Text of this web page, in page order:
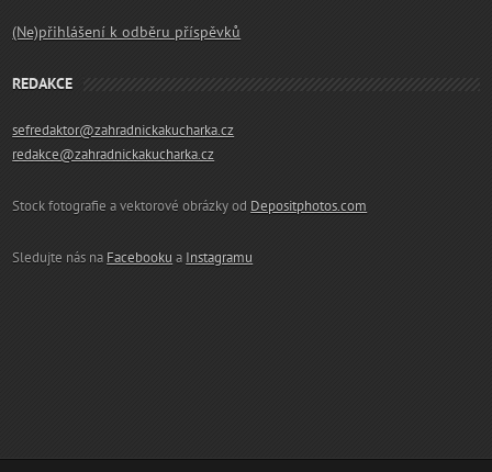
(Ne)přihlášení k odběru příspěvků
REDAKCE
sefredaktor@zahradnickakucharka.cz
redakce@zahradnickakucharka.cz
Stock fotografie a vektorové obrázky od Depositphotos.com
Sledujte nás na Facebooku a Instagramu